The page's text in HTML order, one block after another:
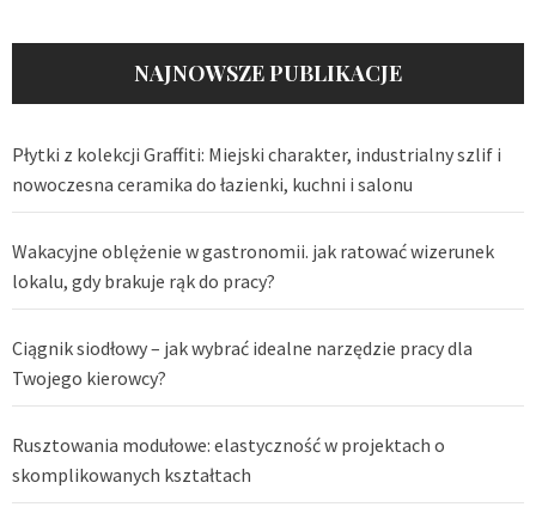
NAJNOWSZE PUBLIKACJE
Płytki z kolekcji Graffiti: Miejski charakter, industrialny szlif i
nowoczesna ceramika do łazienki, kuchni i salonu
Wakacyjne oblężenie w gastronomii. jak ratować wizerunek
lokalu, gdy brakuje rąk do pracy?
Ciągnik siodłowy – jak wybrać idealne narzędzie pracy dla
Twojego kierowcy?
Rusztowania modułowe: elastyczność w projektach o
skomplikowanych kształtach